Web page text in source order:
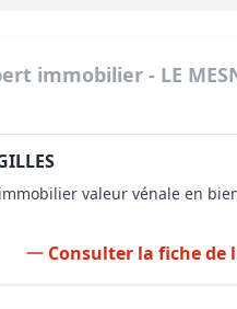
d’un Plan Local
et de l'immobilier
bail
immobilier - LE
valeur vénale en
Consulter la fiche de